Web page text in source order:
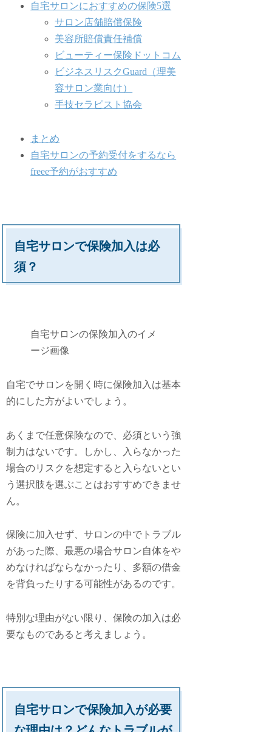
自宅サロンにおすすめの保険5選
サロン店舗賠償保険
美容所賠償責任補償
ビューティー保険ドットコム
ビジネスリスクGuard（理美
容サロン業向け）
手技セラピスト協会
まとめ
自宅サロンの予約受付をするなら
freee予約がおすすめ
自宅サロンで保険加入は必
須？
自宅サロンの保険加入のイメ
ージ画像
自宅でサロンを開く時に保険加入は基本
的にした方がよいでしょう。
あくまで任意保険なので、必須という強
制力はないです。しかし、入らなかった
場合のリスクを想定すると入らないとい
う選択肢を選ぶことはおすすめできませ
ん。
保険に加入せず、サロンの中でトラブル
があった際、最悪の場合サロン自体をや
めなければならなかったり、多額の借金
を背負ったりする可能性があるのです。
特別な理由がない限り、保険の加入は必
要なものであると考えましょう。
自宅サロンで保険加入が必要